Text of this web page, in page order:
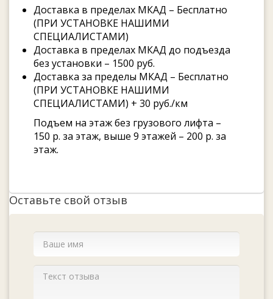
Доставка в пределах МКАД – Бесплатно
(ПРИ УСТАНОВКЕ НАШИМИ
СПЕЦИАЛИСТАМИ)
Доставка в пределах МКАД до подъезда
без установки – 1500 руб.
Доставка за пределы МКАД – Бесплатно
(ПРИ УСТАНОВКЕ НАШИМИ
СПЕЦИАЛИСТАМИ) + 30 руб./км
Подъем на этаж без грузового лифта –
150 р. за этаж, выше 9 этажей – 200 р. за
этаж.
Оставьте свой отзыв